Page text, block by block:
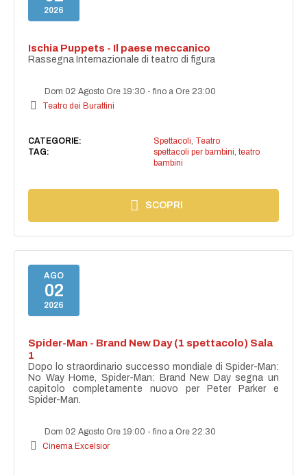
2026
Ischia Puppets - Il paese meccanico
Rassegna Internazionale di teatro di figura
Dom 02 Agosto Ore 19:30 -fino a Ore 23:00
Teatro dei Burattini
CATEGORIE: Spettacoli Teatro
TAG:
spettacoli per bambini teatro
bambini
SCOPRI
AGO
02
2026
Spider-Man - Brand New Day (1 spettacolo) Sala
1
Dopo lo straordinario successo mondiale di Spider-Man:
No Way Home, Spider-Man: Brand New Day segna un
capitolo completamente nuovo per Peter Parker e
Spider-Man.
Dom 02 Agosto Ore 19:00 -fino a Ore 22:30
Cinema Excelsior